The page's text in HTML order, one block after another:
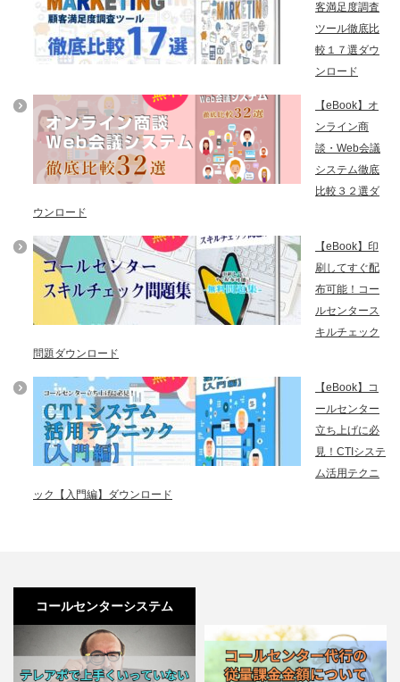
客満足度調査
ツール徹底比
較１７選ダウ
ンロード
【eBook】オ
ンライン商
談・Web会議
システム徹底
比較３２選ダ
ウンロード
【eBook】印
刷してすぐ配
布可能！コー
ルセンタース
キルチェック
問題ダウンロード
【eBook】コ
ールセンター
立ち上げに必
見！CTIシステ
ム活用テクニ
ック【入門編】ダウンロード
コールセンターシステム